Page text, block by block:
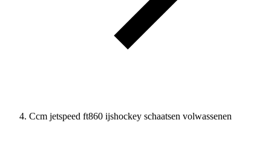
Ccm jetspeed ft860 ijshockey schaatsen volwassenen